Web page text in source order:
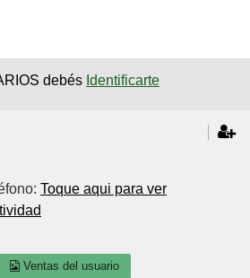
debés Identificarte
Toque aqui para ver
Ventas del usuario